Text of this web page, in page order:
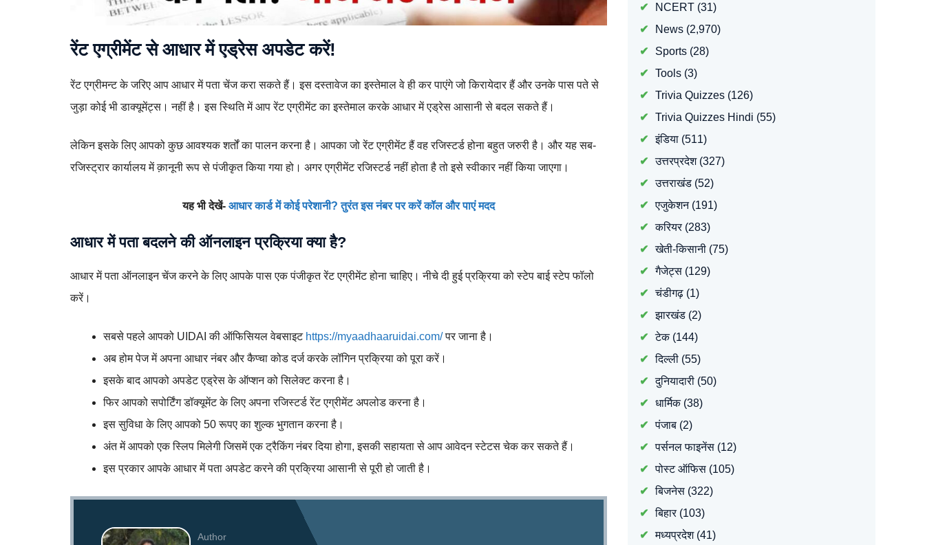
रेंट एग्रीमेंट से आधार में एड्रेस अपडेट करें!
रेंट एग्रीमन्ट के जरिए आप आधार में पता चेंज करा सकते हैं। इस दस्तावेज का इस्तेमाल वे ही कर पाएंगे जो किरायेदार हैं और उनके पास पते से
जुड़ा कोई भी डाक्यूमेंट्स। नहीं है। इस स्थिति में आप रेंट एग्रीमेंट का इस्तेमाल करके आधार में एड्रेस आसानी से बदल सकते हैं।
लेकिन इसके लिए आपको कुछ आवश्यक शर्तों का पालन करना है। आपका जो रेंट एग्रीमेंट हैं वह रजिस्टर्ड होना बहुत जरुरी है। और यह सब-
रजिस्ट्रार कार्यालय में क़ानूनी रूप से पंजीकृत किया गया हो। अगर एग्रीमेंट रजिस्टर्ड नहीं होता है तो इसे स्वीकार नहीं किया जाएगा।
यह भी देखें- आधार कार्ड में कोई परेशानी? तुरंत इस नंबर पर करें कॉल और पाएं मदद
आधार में पता बदलने की ऑनलाइन प्रक्रिया क्या है?
आधार में पता ऑनलाइन चेंज करने के लिए आपके पास एक पंजीकृत रेंट एग्रीमेंट होना चाहिए। नीचे दी हुई प्रक्रिया को स्टेप बाई स्टेप फॉलो
करें।
सबसे पहले आपको UIDAI की ऑफिसियल वेबसाइट https://myaadhaaruidai.com/पर जाना है।
अब होम पेज में अपना आधार नंबर और कैप्चा कोड दर्ज करके लॉगिन प्रक्रिया को पूरा करें।
इसके बाद आपको अपडेट एड्रेस के ऑप्शन को सिलेक्ट करना है।
फिर आपको सपोर्टिंग डॉक्यूमेंट के लिए अपना रजिस्टर्ड रेंट एग्रीमेंट अपलोड करना है।
इस सुविधा के लिए आपको 50 रूपए का शुल्क भुगतान करना है।
अंत में आपको एक स्लिप मिलेगी जिसमें एक ट्रैकिंग नंबर दिया होगा, इसकी सहायता से आप आवेदन स्टेटस चेक कर सकते हैं।
इस प्रकार आपके आधार में पता अपडेट करने की प्रक्रिया आसानी से पूरी हो जाती है।
Author
NCERT(31)
News(2,970)
Sports(28)
Tools(3)
Trivia Quizzes(126)
Trivia Quizzes Hindi (55)
इंडिया(511)
उत्तरप्रदेश(327)
उत्तराखंड(52)
एजुकेशन(191)
करियर(283)
खेती-किसानी(75)
गैजेट्स(129)
चंडीगढ़(1)
झारखंड(2)
टेक(144)
दिल्ली(55)
दुनियादारी(50)
धार्मिक(38)
पंजाब(2)
पर्सनल फाइनेंस(12)
पोस्ट ऑफिस(105)
बिजनेस(322)
बिहार(103)
मध्यप्रदेश(41)